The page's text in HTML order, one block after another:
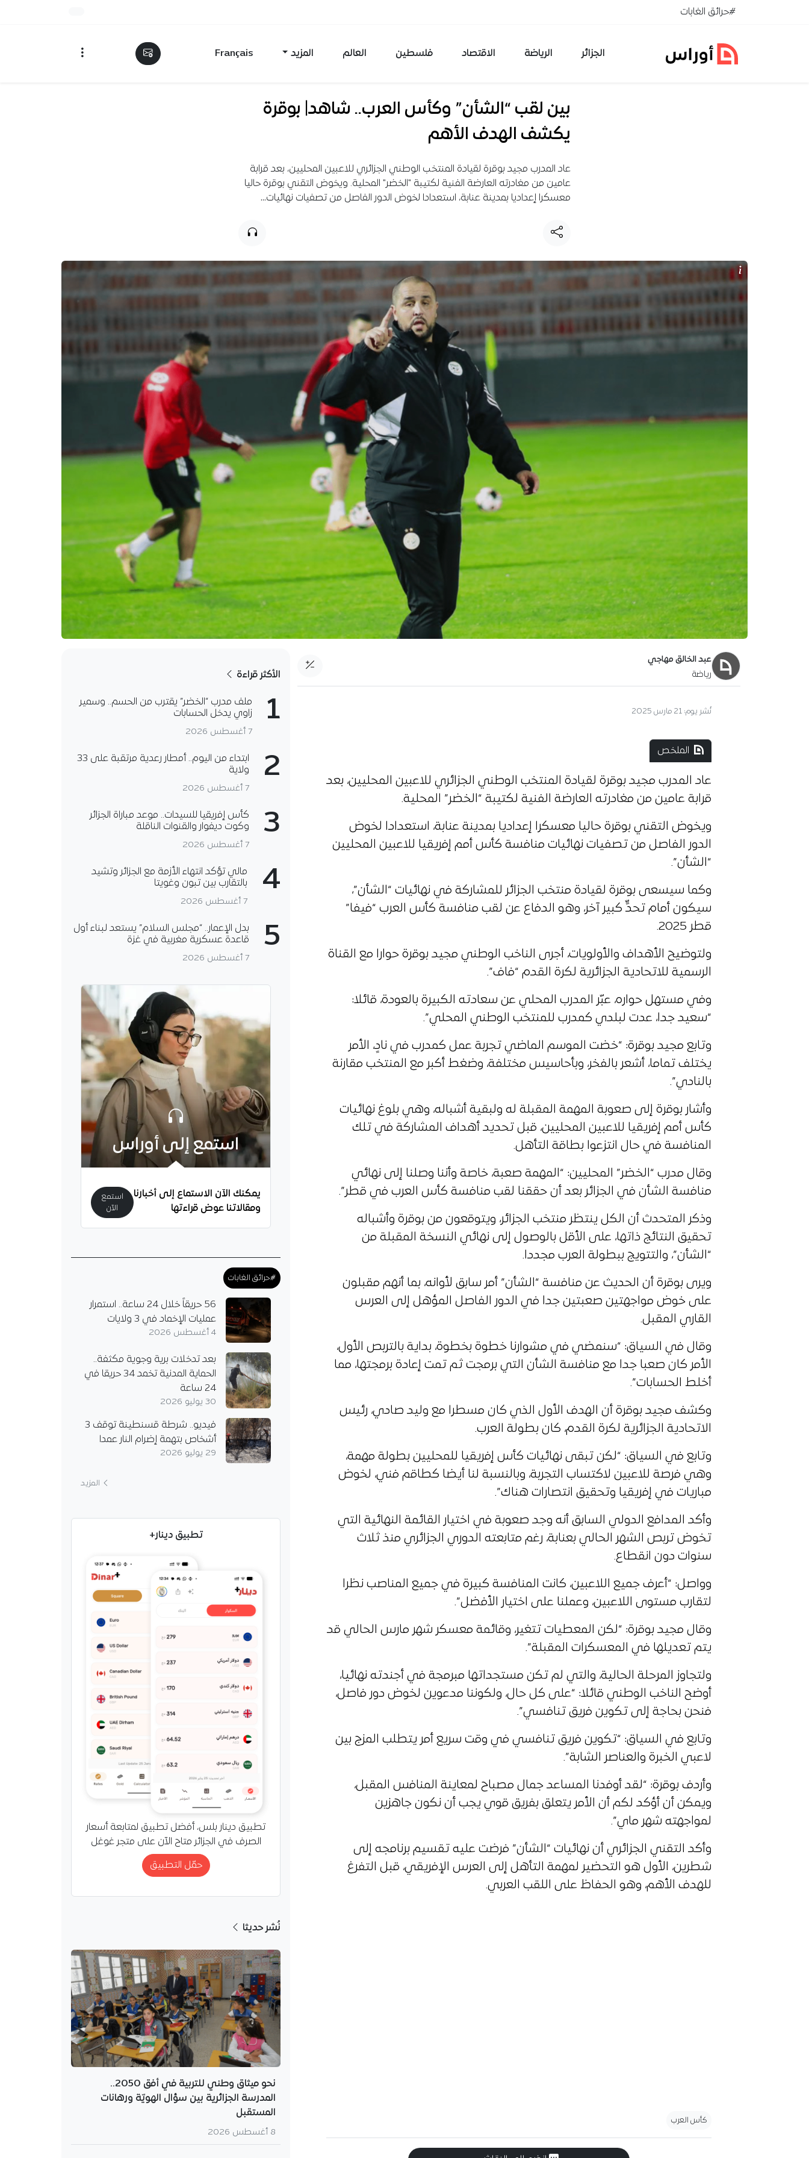
تخطي إلى المحتوى#حرائق الغابات
الجزائر الرياضة الاقتصاد فلسطين العالم المزيد Français
بين لقب “الشأن” وكأس العرب.. شاهد| بوقرة
يكشف الهدف الأهم
عاد المدرب مجيد بوقرة لقيادة المنتخب الوطني الجزائري للاعبين المحليين، بعد قرابة
عامين من مغادرته العارضة الفنية لكتيبة "الخضر" المحلية. ويخوض التقني بوقرة حاليا
معسكرا إعداديا بمدينة عنابة، استعدادا لخوض الدور الفاصل من تصفيات نهائيات…
عبد الخالق مهاجي
رياضة
آخر تحديث:29 نوفمبر 2025
الملخص
عاد المدرب مجيد بوقرة لقيادة المنتخب الوطني الجزائري للاعبين المحليين، بعد
قرابة عامين من مغادرته العارضة الفنية لكتيبة “الخضر” المحلية.
ويخوض التقني بوقرة حاليا معسكرا إعداديا بمدينة عنابة، استعدادا لخوض
الدور الفاصل من تصفيات نهائيات منافسة كأس أمم إفريقيا للاعبين المحليين
“الشأن”.
وكما سيسعى بوقرة لقيادة منتخب الجزائر للمشاركة في نهائيات “الشأن”،
سيكون أمام تحدٍّ كبير آخر، وهو الدفاع عن لقب منافسة كأس العرب “فيفا”
قطر 2025.
ولتوضيح الأهداف والأولويات، أجرى الناخب الوطني مجيد بوقرة حوارا مع القناة
الرسمية للاتحادية الجزائرية لكرة القدم “فاف”.
وفي مستهل حواره، عبّر المدرب المحلي عن سعادته الكبيرة بالعودة، قائلا:
“سعيد جدا، عدت لبلدي كمدرب للمنتخب الوطني المحلي”.
وتابع مجيد بوقرة: “خضت الموسم الماضي تجربة عمل كمدرب في نادٍ، الأمر
يختلف تماما، أشعر بالفخر، وبأحاسيس مختلفة، وضغط أكبر مع المنتخب مقارنة
بالنادي”.
وأشار بوقرة إلى صعوبة المهمة المقبلة له ولبقية أشباله، وهي بلوغ نهائيات
كأس أمم إفريقيا للاعبين المحليين، قبل تحديد أهداف المشاركة في تلك
المنافسة في حال انتزعوا بطاقة التأهل.
وقال مدرب “الخضر” المحليين: “المهمة صعبة، خاصة وأننا وصلنا إلى نهائي
منافسة الشأن في الجزائر بعد أن حققنا لقب منافسة كأس العرب في قطر”.
وذكر المتحدث أن الكل ينتظر منتخب الجزائر، ويتوقعون من بوقرة وأشباله
تحقيق النتائج ذاتها، على الأقل بالوصول إلى نهائي النسخة المقبلة من
“الشأن”، والتتويج ببطولة العرب مجددا.
ويرى بوقرة أن الحديث عن منافسة “الشأن” أمر سابق لأوانه، بما أنهم مقبلون
على خوض مواجهتين صعبتين جدا في الدور الفاصل المؤهل إلى العرس
القاري المقبل.
وقال في السياق: “سنمضي في مشوارنا خطوة بخطوة، بداية بالتربص الأول،
الأمر كان صعبا جدا مع منافسة الشأن التي برمجت ثم تمت إعادة برمجتها، مما
أخلط الحسابات”.
وكشف مجيد بوقرة أن الهدف الأول الذي كان مسطرا مع وليد صادي، رئيس
الاتحادية الجزائرية لكرة القدم، كان بطولة العرب.
وتابع في السياق: “لكن تبقى نهائيات كأس إفريقيا للمحليين بطولة مهمة،
وهي فرصة للاعبين لاكتساب التجربة، وبالنسبة لنا أيضا كطاقم فني، لخوض
مباريات في إفريقيا وتحقيق انتصارات هناك”.
وأكد المدافع الدولي السابق أنه وجد صعوبة في اختيار القائمة النهائية التي
تخوض تربص الشهر الحالي بعنابة، رغم متابعته الدوري الجزائري منذ ثلاث
سنوات دون انقطاع.
وواصل: “أعرف جميع اللاعبين، كانت المنافسة كبيرة في جميع المناصب نظرا
لتقارب مستوى اللاعبين، وعملنا على اختيار الأفضل”.
وقال مجيد بوقرة: “لكن المعطيات تتغير، وقائمة معسكر شهر مارس الحالي قد
يتم تعديلها في المعسكرات المقبلة”.
ولتجاوز المرحلة الحالية، والتي لم تكن مستجداتها مبرمجة في أجندته نهائيا،
أوضح الناخب الوطني قائلا: “على كل حال، ولكوننا مدعوين لخوض دور فاصل،
فنحن بحاجة إلى تكوين فريق تنافسي”.
وتابع في السياق: “تكوين فريق تنافسي في وقت سريع أمر يتطلب المزج بين
لاعبي الخبرة والعناصر الشابة”.
وأردف بوقرة: “لقد أوفدنا المساعد جمال مصباح لمعاينة المنافس المقبل،
ويمكن أن أؤكد لكم أن الأمر يتعلق بفريق قوي يجب أن نكون جاهزين
لمواجهته شهر ماي”.
وأكد التقني الجزائري أن نهائيات “الشأن” فرضت عليه تقسيم برنامجه إلى
شطرين، الأول هو التحضير لمهمة التأهل إلى العرس الإفريقي، قبل التفرغ
للهدف الأهم، وهو الحفاظ على اللقب العربي.
كأس العرب
الأكثر قراءة
1
ملف مدرب “الخضر” يقترب من الحسم.. وسمير
زاوي يدخل الحسابات
7 أغسطس 2026
2
ابتداء من اليوم.. أمطار رعدية مرتقبة على 33
ولاية
7 أغسطس 2026
3
كأس إفريقيا للسيدات.. موعد مباراة الجزائر
وكوت ديفوار والقنوات الناقلة
7 أغسطس 2026
4
مالي تؤكد انتهاء الأزمة مع الجزائر وتشيد
بالتقارب بين تبون وغويتا
7 أغسطس 2026
5
بدل الإعمار.. “مجلس السلام” يستعد لبناء أول
قاعدة عسكرية مغربية في غزة
7 أغسطس 2026
استمع إلى أوراس
يمكنك الآن الاستماع إلى أخبارنا
ومقالاتنا عوض قراءتها
استمع
الآن
#حرائق الغابات
56 حريقاً خلال 24 ساعة.. استمرار
عمليات الإخماد في 3 ولايات
4 أغسطس 2026
بعد تدخلات برية وجوية مكثفة..
الحماية المدنية تخمد 34 حريقا في
24 ساعة
30 يوليو 2026
فيديو.. شرطة قسنطينة توقف 3
أشخاص بتهمة إضرام النار عمدا
29 يوليو 2026
المزيد
تطبيق دينار+
تطبيق دينار بلس، أفضل تطبيق لمتابعة أسعار
الصرف في الجزائر متاح الآن على متجر غوغل
حمّل التطبيق
نُشر حديثا
نحو ميثاق وطني للتربية في أفق 2050..
المدرسة الجزائرية بين سؤال الهويّة ورهانات
المستقبل
8 أغسطس 2026